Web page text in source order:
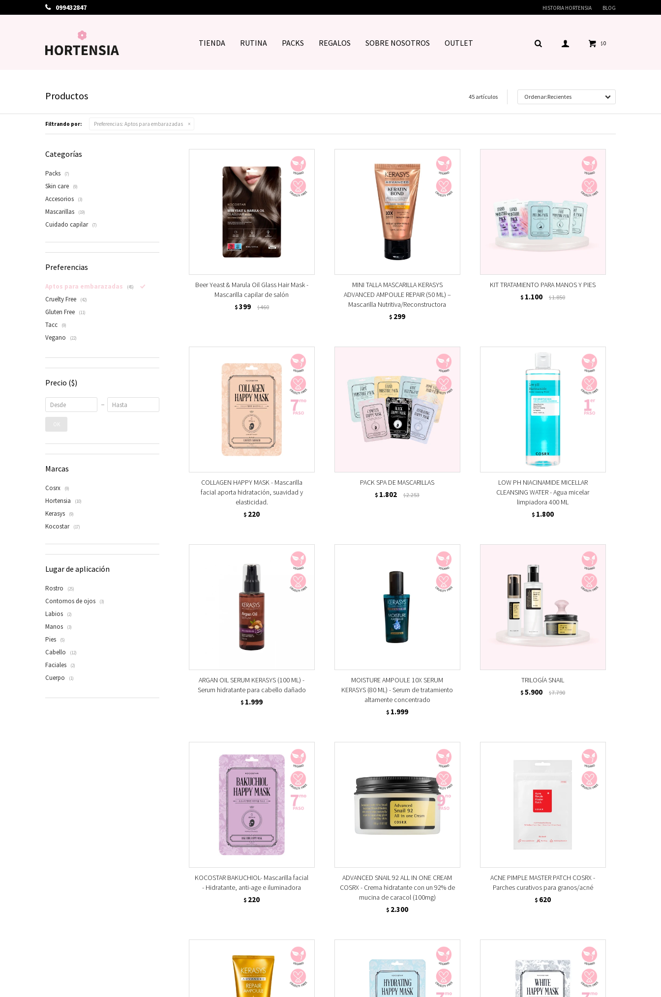
TIENDA RUTINA PACKS REGALOS SOBRE NOSOTROS OUTLET $0
099432847 HISTORIA HORTENSIA BLOG
Productos 45 artículos Recientes
Filtrando por: Preferencias: Aptos para embarazadas
Beer Yeast & Marula Oil Glass Hair Mask -
Mascarilla capilar de salón
$ 399 $460
MINI TALLA MASCARILLA KERASYS
ADVANCED AMPOULE REPAIR (50 ML) –
Mascarilla Nutritiva/Reconstructora
$ 299
KIT TRATAMIENTO PARA MANOS Y PIES
$ 1.100 $1.850
COLLAGEN HAPPY MASK - Mascarilla
facial aporta hidratación, suavidad y
elasticidad.
$ 220
PACK SPA DE MASCARILLAS
$ 1.802 $2.253
LOW PH NIACINAMIDE MICELLAR
CLEANSING WATER - Agua micelar
limpiadora 400 ML
$ 1.800
ARGAN OIL SERUM KERASYS (100 ML) -
Serum hidratante para cabello dañado
$ 1.999
MOISTURE AMPOULE 10X SERUM
KERASYS (80 ML) - Serum de tratamiento
altamente concentrado
$ 1.999
TRILOGÍA SNAIL
$ 5.900 $7.790
KOCOSTAR BAKUCHIOL- Mascarilla facial
- Hidratante, anti-age e iluminadora
$ 220
ADVANCED SNAIL 92 ALL IN ONE CREAM
COSRX - Crema hidratante con un 92% de
mucina de caracol (100mg)
$ 2.300
ACNE PIMPLE MASTER PATCH COSRX -
Parches curativos para granos/acné
$ 620
Categorías
Packs (7)
Skin care (9)
Accesorios (3)
Mascarillas (19)
Cuidado capilar (7)
Preferencias
Aptos para embarazadas (45)
Cruelty Free (42)
Gluten Free (11)
Tacc (9)
Vegano (22)
Precio ($)
OK
Marcas
Cosrx (9)
Hortensia (10)
Kerasys (9)
Kocostar (17)
Lugar de aplicación
Rostro (25)
Contornos de ojos (3)
Labios (2)
Manos (3)
Pies (5)
Cabello (12)
Faciales (2)
Cuerpo (1)